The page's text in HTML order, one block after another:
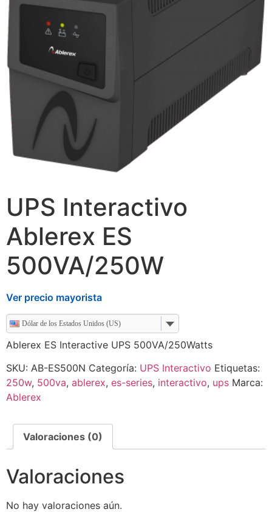
UPS Interactivo
Ablerex ES
500VA/250W
Ver precio mayorista
Dólar de los Estados Unidos (US)
Ablerex ES Interactive UPS 500VA/250Watts
SKU: AB-ES500N Categoría: UPS Interactivo Etiquetas:
250w, 500va, ablerex, es-series, interactivo, ups Marca:
Ablerex
Valoraciones (0)
Valoraciones
No hay valoraciones aún.